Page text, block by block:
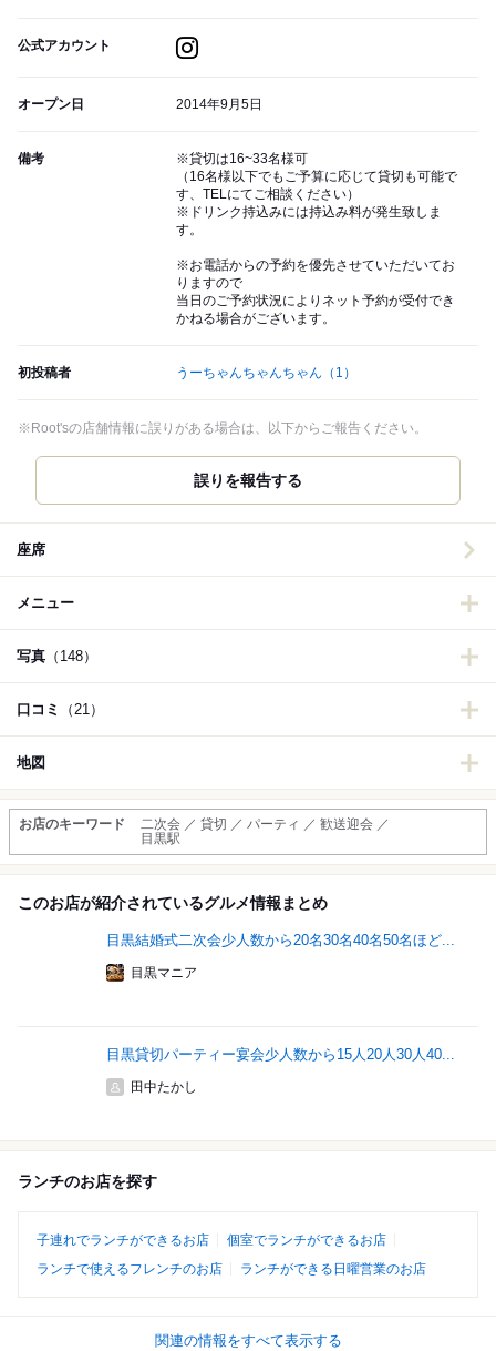
公式アカウント
オープン日 2014年9月5日
備考
※貸切は16~33名様可
（16名様以下でもご予算に応じて貸切も可能で
す、TELにてご相談ください）
※ドリンク持込みには持込み料が発生致しま
す。
※お電話からの予約を優先させていただいてお
りますので
当日のご予約状況によりネット予約が受付でき
かねる場合がございます。
初投稿者 うーちゃんちゃんちゃん （1）
※Root'sの店舗情報に誤りがある場合は、以下からご報告ください。
誤りを報告する
座席
メニュー
写真 （148）
口コミ （21）
地図
お店のキーワード
二次会 ／ 貸切 ／ パーティ ／ 歓送迎会 ／
目黒駅
このお店が紹介されているグルメ情報まとめ
目黒結婚式二次会少人数から20名30名40名50名ほど...
目黒マニア
目黒貸切パーティー宴会少人数から15人20人30人40...
田中たかし
ランチのお店を探す
子連れでランチができるお店
個室でランチができるお店
ランチで使えるフレンチのお店
ランチができる日曜営業のお店
関連の情報をすべて表示する